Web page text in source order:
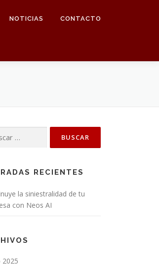
NOTICIAS CONTACTO
RECIENTES
la siniestralidad de tu
con Neos AI
2025